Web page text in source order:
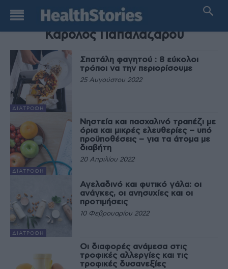
TAG
Κάρολος Παπαλαζάρου
ΔΙΑΤΡΟΦΉ
Σπατάλη φαγητού : 8 εύκολοι
τρόποι να την περιορίσουμε
25 Αυγούστου 2022
ΔΙΑΤΡΟΦΉ
Νηστεία και πασχαλινό τραπέζι με
όρια και μικρές ελευθερίες – υπό
προϋποθέσεις – για τα άτομα με
διαβήτη
20 Απριλίου 2022
ΔΙΑΤΡΟΦΉ
Αγελαδινό και φυτικό γάλα: οι
ανάγκες, οι ανησυχίες και οι
προτιμήσεις
10 Φεβρουαρίου 2022
Οι διαφορές ανάμεσα στις
τροφικές αλλεργίες και τις
τροφικές δυσανεξίες